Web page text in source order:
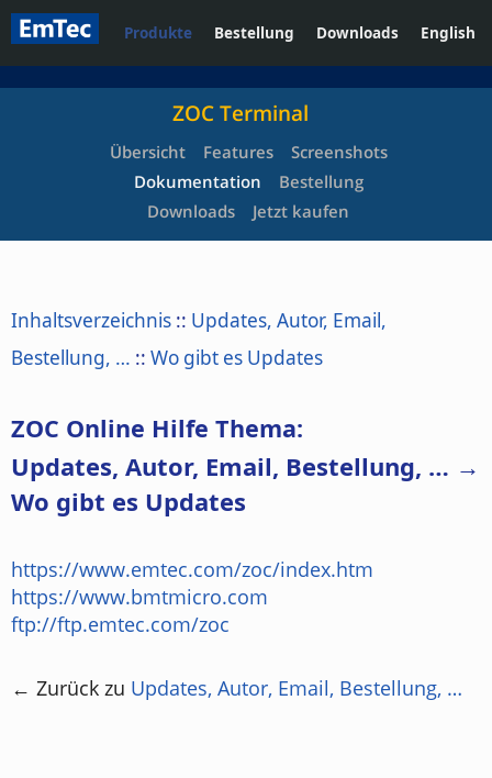
Produkte Bestellung Downloads English
ZOC Terminal
Übersicht Features
Screenshots
Dokumentation
Bestellung
Downloads
Jetzt kaufen
Inhaltsverzeichnis :: Updates, Autor, Email,
Bestellung, … :: Wo gibt es Updates
ZOC Online Hilfe Thema:
Updates, Autor, Email, Bestellung, … →
Wo gibt es Updates
https://www.emtec.com/zoc/index.htm
https://www.bmtmicro.com
ftp://ftp.emtec.com/zoc
← Zurück zu Updates, Autor, Email, Bestellung, …